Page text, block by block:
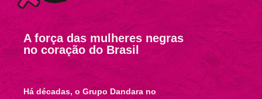
A força das mulheres negras
no coração do Brasil
Há décadas, o Grupo Dandara no